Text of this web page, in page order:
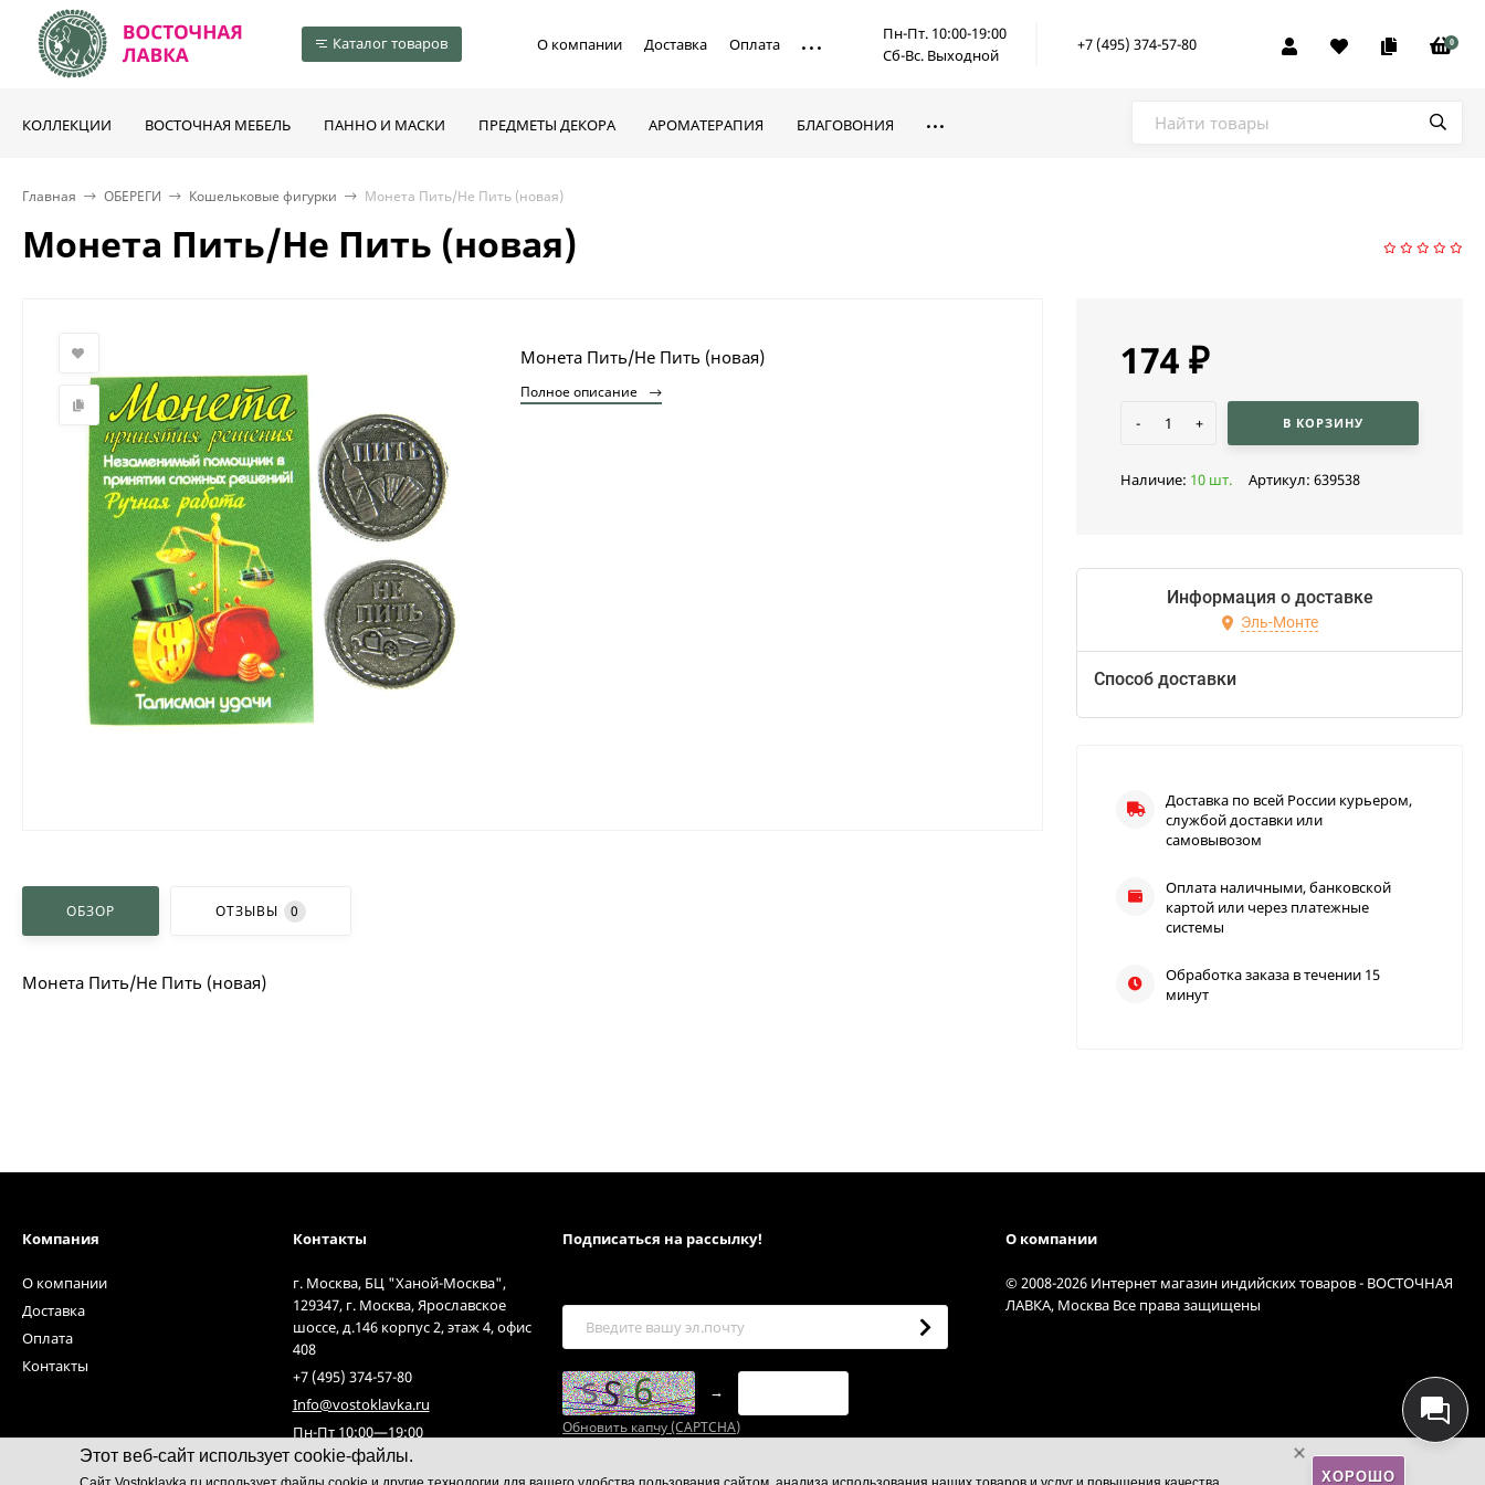
Этот веб-сайт использует cookie-файлы.
ХОРОШО
Каталог товаров О компании Доставка Оплата
Пн-Пт. 10:00-19:00
Сб-Вс. Выходной
+7 (495) 374-57-80 0
КОЛЛЕКЦИИ ВОСТОЧНАЯ МЕБЕЛЬ ПАННО И МАСКИ ПРЕДМЕТЫ ДЕКОРА АРОМАТЕРАПИЯ БЛАГОВОНИЯ
Главная ОБЕРЕГИ Кошельковые фигурки Монета Пить/Не Пить (новая)
Монета Пить/Не Пить (новая)
Монета Пить/Не Пить (новая)
Полное описание
ОБЗОР ОТЗЫВЫ 0
Монета Пить/Не Пить (новая)
174 ₽
- + В КОРЗИНУ
Наличие: 10 шт. Артикул: 639538
Информация о доставке
Эль-Монте
Способ доставки
Доставка по всей России курьером,
службой доставки или
самовывозом
Оплата наличными, банковской
картой или через платежные
системы
Обработка заказа в течении 15
минут
Компания
О компании
Доставка
Оплата
Контакты
Контакты
г. Москва, БЦ "Ханой-Москва",
129347, г. Москва, Ярославское
шоссе, д.146 корпус 2, этаж 4, офис
408
+7 (495) 374-57-80
Info@vostoklavka.ru
Пн-Пт 10:00—19:00
Подписаться на рассылкy!
→
Обновить капчу (CAPTCHA)
О компании
© 2008-2026 Интернет магазин индийских товаров - ВОСТОЧНАЯ
ЛАВКА, Москва Все права защищены